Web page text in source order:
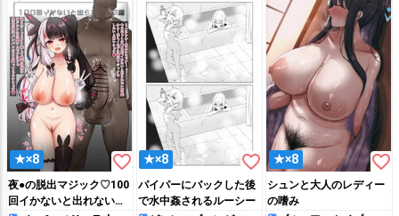
★×8 favorite_border
夜●の脱出マジック♡100
回イかないと出れない部
★×8 favorite_border
パイパーにバックした後
で水中姦されるルーシー
★×8 favorite_border
シュンと大人のレディー
の嗜み